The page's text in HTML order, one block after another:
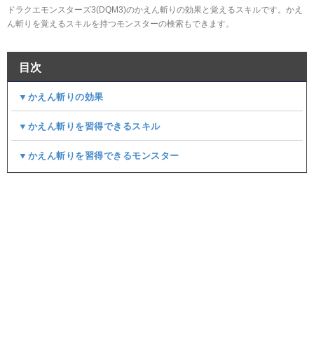
ドラクエモンスターズ3(DQM3)のかえん斬りの効果と覚えるスキルです。かえ
ん斬りを覚えるスキルを持つモンスターの検索もできます。
目次
▼かえん斬りの効果
▼かえん斬りを習得できるスキル
▼かえん斬りを習得できるモンスター